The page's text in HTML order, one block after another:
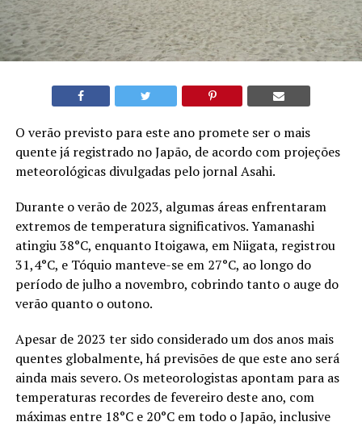
O verão previsto para este ano promete ser o mais
quente já registrado no Japão, de acordo com projeções
meteorológicas divulgadas pelo jornal Asahi.
Durante o verão de 2023, algumas áreas enfrentaram
extremos de temperatura significativos. Yamanashi
atingiu 38°C, enquanto Itoigawa, em Niigata, registrou
31,4°C, e Tóquio manteve-se em 27°C, ao longo do
período de julho a novembro, cobrindo tanto o auge do
verão quanto o outono.
Apesar de 2023 ter sido considerado um dos anos mais
quentes globalmente, há previsões de que este ano será
ainda mais severo. Os meteorologistas apontam para as
temperaturas recordes de fevereiro deste ano, com
máximas entre 18°C e 20°C em todo o Japão, inclusive